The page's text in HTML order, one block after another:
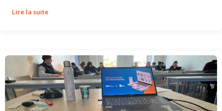
Lire la suite